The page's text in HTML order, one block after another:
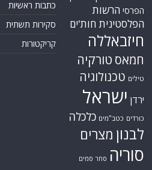
הפרסי הרשות
הפלסטינית חות'ים
חיזבאללה
חמאס טורקיה
טילים טכנולוגיה
ירדן ישראל
כורדים כטב"מים כלכלה
לבנון מצרים
סוריה סחר סמים
כתבות ראשיות
סקירות תשתית
קריקטורות